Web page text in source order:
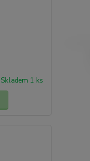
Skladem 1 ks